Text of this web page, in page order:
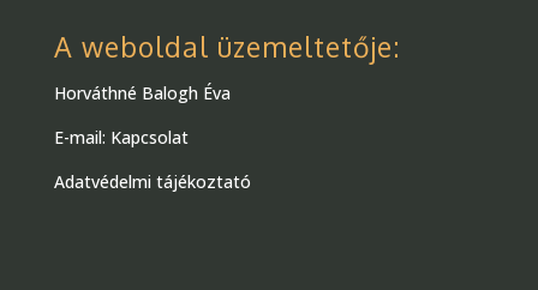
A weboldal üzemeltetője:
Horváthné Balogh Éva
E-mail: Kapcsolat
Adatvédelmi tájékoztató